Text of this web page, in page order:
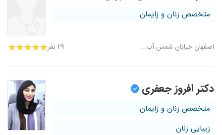
متخصص زنان و زایمان
اصفهان خیابان شمس آب... ۲۹ نفر
دکتر افروز جعفری
متخصص زنان و زایمان
زیبایی زنان